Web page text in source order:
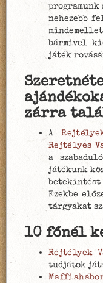
nehezebb
bármivel
játék
zárra
A
Rejtélyes
a
játékunk
Ezekbe
tárgyakat
10 főnél
Rejtélyek
tudjátok